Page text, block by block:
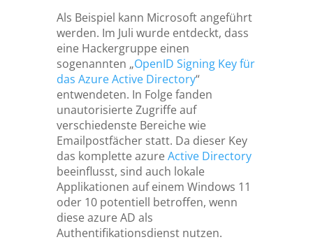
Als Beispiel kann Microsoft angeführt
werden. Im Juli wurde entdeckt, dass
eine Hackergruppe einen
sogenannten „OpenID Signing Key für
das Azure Active Directory“
entwendeten. In Folge fanden
unautorisierte Zugriffe auf
verschiedenste Bereiche wie
Emailpostfächer statt. Da dieser Key
das komplette azureActive Directory
beeinflusst, sind auch lokale
Applikationen auf einem Windows 11
oder 10 potentiell betroffen, wenn
diese azure AD als
Authentifikationsdienst nutzen.